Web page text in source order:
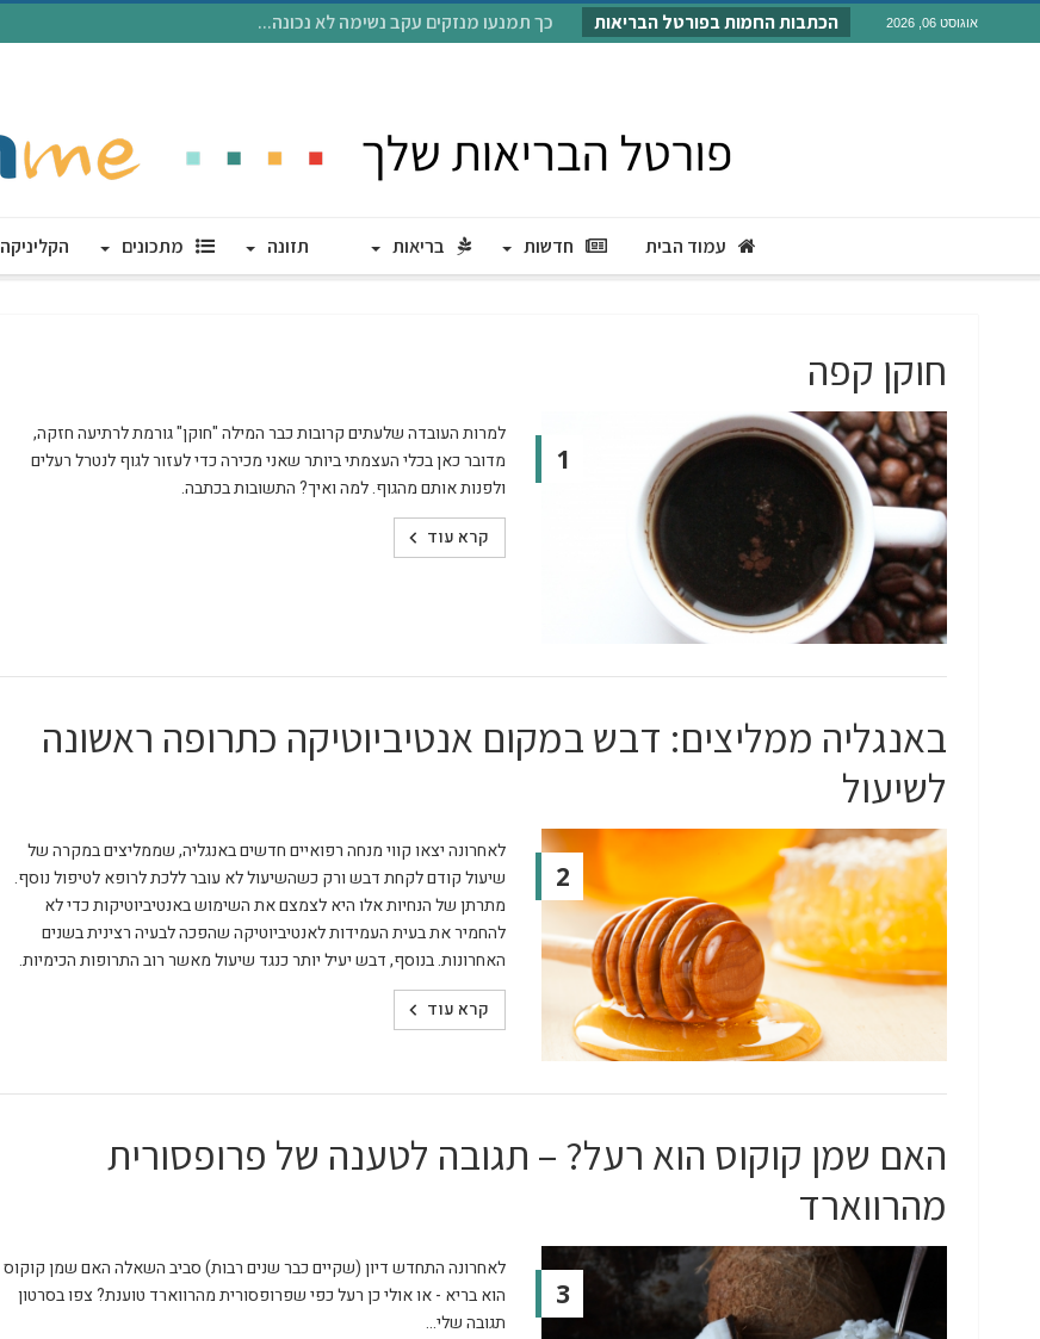
אוגוסט 06, 2026 הכתבות החמות בפורטל הבריאות כך תמנעו מנזקים עקב נשימה לא נכונה...
עמוד הבית חדשות בריאות תזונה מתכונים הקליניקה
חוקן קפה
1
למרות העובדה שלעתים קרובות כבר המילה "חוקן" גורמת לרתיעה חזקה,
מדובר כאן בכלי העצמתי ביותר שאני מכירה כדי לעזור לגוף לנטרל רעלים
ולפנות אותם מהגוף. למה ואיך? התשובות בכתבה.
קרא עוד
באנגליה ממליצים: דבש במקום אנטיביוטיקה כתרופה ראשונה
לשיעול
2
לאחרונה יצאו קווי מנחה רפואיים חדשים באנגליה, שממליצים במקרה של
שיעול קודם לקחת דבש ורק כשהשיעול לא עובר ללכת לרופא לטיפול נוסף.
מתרתן של הנחיות אלו היא לצמצם את השימוש באנטיביוטיקות כדי לא
להחמיר את בעית העמידות לאנטיביוטיקה שהפכה לבעיה רצינית בשנים
האחרונות. בנוסף, דבש יעיל יותר כנגד שיעול מאשר רוב התרופות הכימיות.
קרא עוד
האם שמן קוקוס הוא רעל? – תגובה לטענה של פרופסורית
מהרווארד
3
לאחרונה התחדש דיון (שקיים כבר שנים רבות) סביב השאלה האם שמן קוקוס
הוא בריא - או אולי כן רעל כפי שפרופסורית מהרווארד טוענת? צפו בסרטון
תגובה שלי...